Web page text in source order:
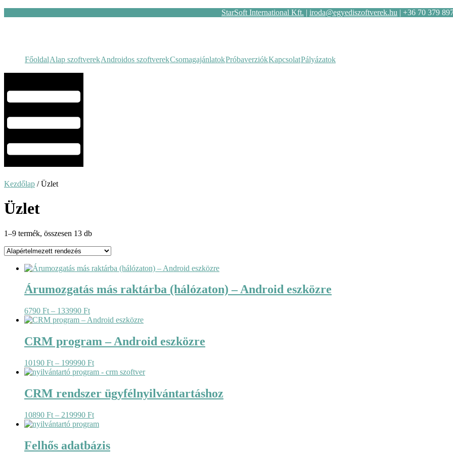
StarSoft International Kft. | iroda@egyediszoftverek.hu | +36 70 379
FőoldalAlap szoftverekAndroidos szoftverekCsomagajánlatokPróbaverziókKapcsolatPályázatok
Kezdőlap / Üzlet
Üzlet
1–9 termék, összesen 13 db
Árumozgatás más raktárba (hálózaton) – Android eszközre
6790 Ft – 133990 FtÁrtartomány:
6790 Ft
133990 Ft
CRM program – Android eszközre
10190 Ft – 199990 FtÁrtartomány:
10190 Ft
199990 Ft
CRM rendszer ügyfélnyilvántartáshoz
10890 Ft – 219990 FtÁrtartomány:
10890 Ft
219990 Ft
Felhős adatbázis